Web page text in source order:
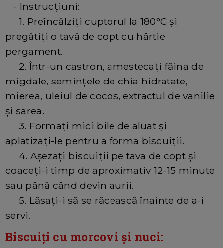
- Instrucțiuni:
1. Preîncălziți cuptorul la 180°C și
pregătiți o tavă de copt cu hârtie
pergament.
2. Într-un castron, amestecați făina de
migdale, semințele de chia hidratate,
mierea, uleiul de cocos, extractul de vanilie
și sarea.
3. Formați mici bile de aluat și
aplatizați-le pentru a forma biscuiții.
4. Așezați biscuiții pe tava de copt și
coaceți-i timp de aproximativ 12-15 minute
sau până când devin aurii.
5. Lăsați-i să se răcească înainte de a-i
servi.
Biscuiți cu morcovi și nuci: